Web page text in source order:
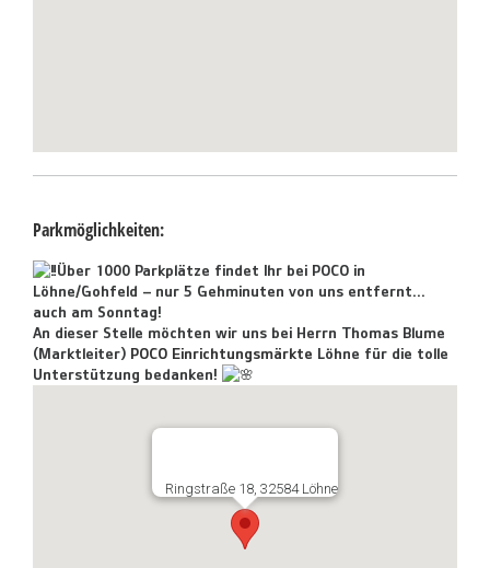
Parkmöglichkeiten:
Über 1000 Parkplätze findet Ihr bei POCO in
Löhne/Gohfeld – nur 5 Gehminuten von uns entfernt…
auch am Sonntag!
An dieser Stelle möchten wir uns bei Herrn Thomas Blume
(Marktleiter) POCO Einrichtungsmärkte Löhne für die tolle
Unterstützung bedanken!
Ringstraße 18, 32584 Löhne